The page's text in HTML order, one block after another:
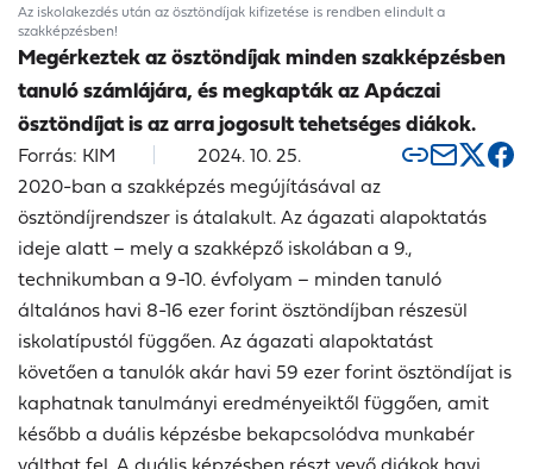
Az iskolakezdés után az ösztöndíjak kifizetése is rendben elindult a
szakképzésben!
Megérkeztek az ösztöndíjak minden szakképzésben
tanuló számlájára, és megkapták az Apáczai
ösztöndíjat is az arra jogosult tehetséges diákok.
Forrás: KIM
2024. 10. 25.
2020-ban a szakképzés megújításával az
ösztöndíjrendszer is átalakult. Az ágazati alapoktatás
ideje alatt – mely a szakképző iskolában a 9.,
technikumban a 9-10. évfolyam – minden tanuló
általános havi 8-16 ezer forint ösztöndíjban részesül
iskolatípustól függően. Az ágazati alapoktatást
követően a tanulók akár havi 59 ezer forint ösztöndíjat is
kaphatnak tanulmányi eredményeiktől függően, amit
később a duális képzésbe bekapcsolódva munkabér